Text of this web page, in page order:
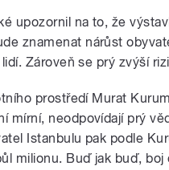
upozornil na to, že
znamenat nárůst
Zároveň se prý zvýší
prostředí Murat
mírní, neodpovídají prý
Istanbulu pak podle
milionu. Buď jak buď, boj